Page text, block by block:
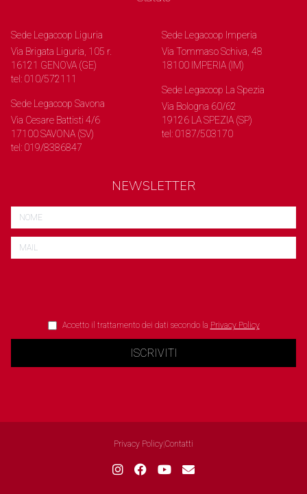
Sede Legacoop Liguria
Via Brigata Liguria, 105 r.
16121 GENOVA (GE)
tel: 010/572111
Sede Legacoop Savona
Via Cesare Battisti 4/6
17100 SAVONA (SV)
tel: 019/8386847
Sede Legacoop Imperia
Via Tommaso Schiva, 48
18100 IMPERIA (IM)
Sede Legacoop La Spezia
Via Bologna 60/62
19126 LA SPEZIA (SP)
tel: 0187/503170
NEWSLETTER
Accetto il trattamento dei dati secondo la Privacy Policy
ISCRIVITI
Privacy Policy Contatti